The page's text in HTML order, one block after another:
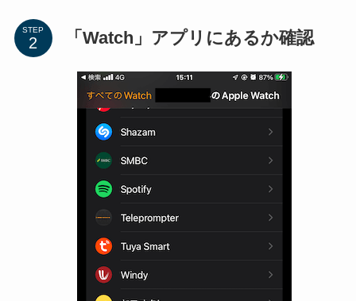
STEP 「Watch」アプリにあるか確認